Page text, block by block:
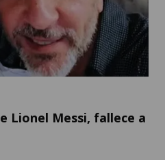
Lionel Messi, fallece a